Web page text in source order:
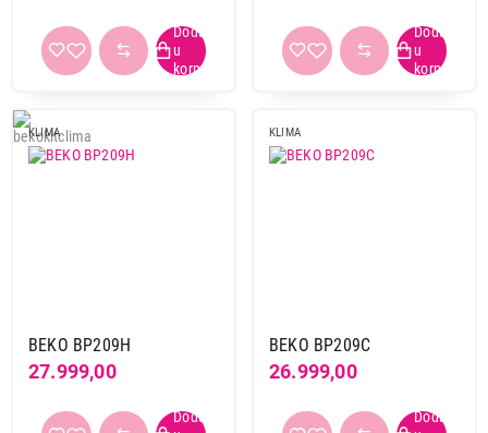
KLIMA
BEKO BP209H
27.999,00
KLIMA
BEKO BP209C
26.999,00